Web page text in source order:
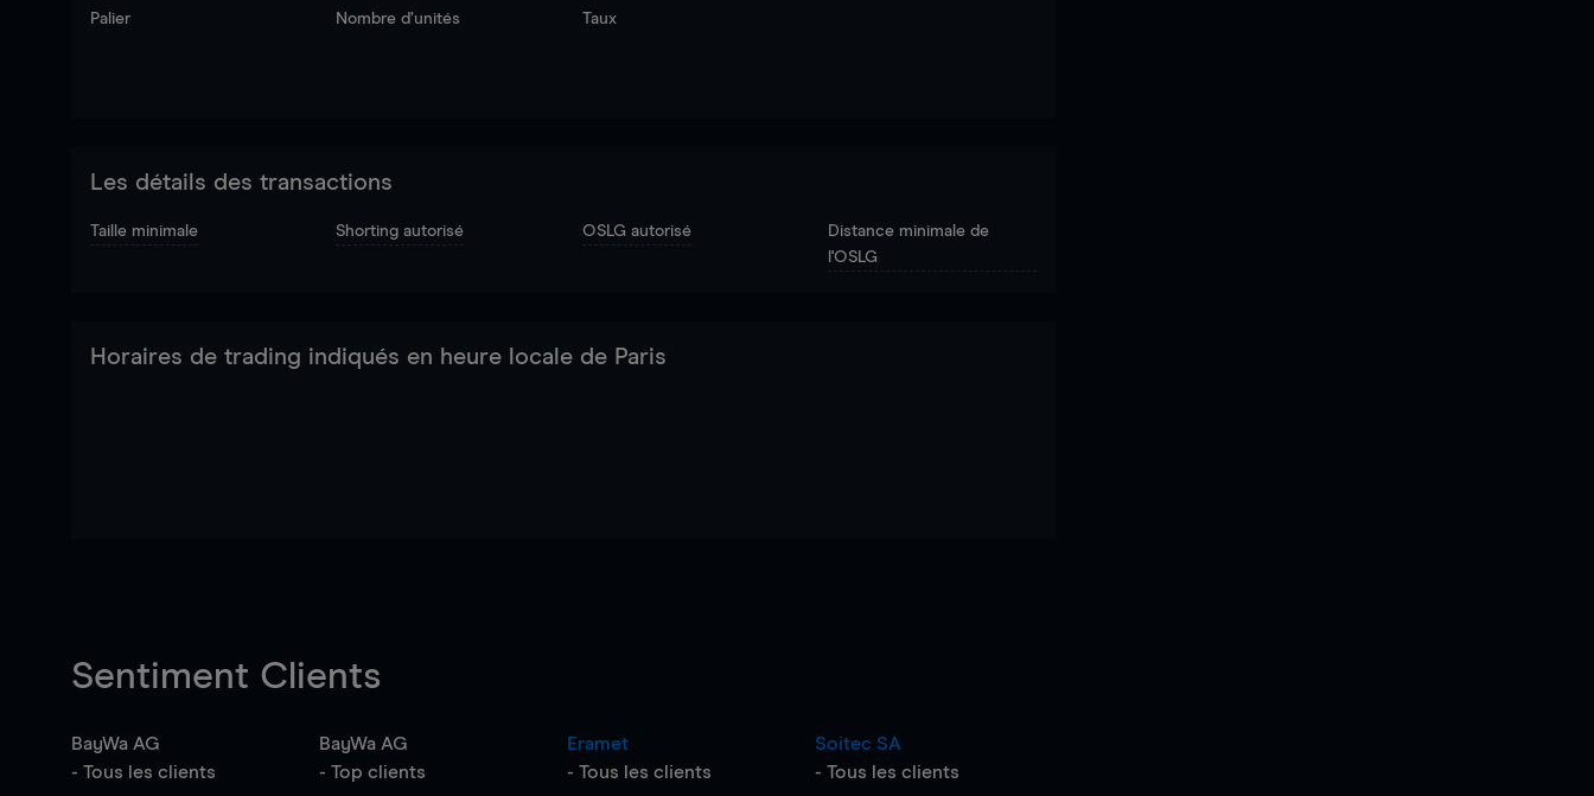
Palier Nombre d’unités Taux
Les détails des transactions
Taille minimale Shorting autorisé OSLG autorisé
Distance minimale de
l'OSLG
Horaires de trading indiqués en heure locale de Paris
Sentiment Clients
BayWa AG
- Tous les clients
BayWa AG
- Top clients
Eramet
- Tous les clients
Soitec SA
- Tous les clients